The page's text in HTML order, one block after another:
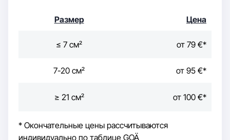
Размер Цена
≤ 7 cм² от 79 €*
7-20 cм² от 95 €*
≥ 21 cм² от 100 €*
* Окончательные цены рассчитываются
индивидуально по таблице GOÄ